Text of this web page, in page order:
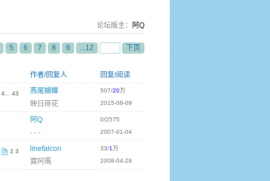
论坛版主： 阿Q
5 6 7 8 9 ...12 下页
作者/回复人 回复/阅读
4 43
燕尾蝴蝶
映日荷花
507/20万
2015-08-09
阿Q
- - -
0/2575
2007-01-04
2 3
linefalcon
寳阿瑪
33/1万
2008-04-28